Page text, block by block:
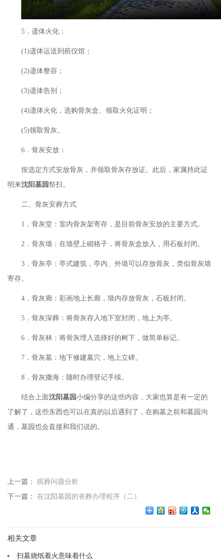
5．遗体火化：
(1)遗体运送到殡仪馆；
(2)遗体整容；
(3)遗体告别；
(4)遗体火化，选购骨灰盒、领取火化证明；
(5)领取骨灰。
6．骨灰安放：
按选定方式安放骨灰，并领取骨灰存放证。此后，家属持此证
明来沈阳墓园祭扫。
二、骨灰安葬方式
1．骨灰堂：室内骨灰架寄存，是目前骨灰安放的主要方式。
2．骨灰墙：在墙壁上砌格子，将骨灰盒放入，用石板封闭。
3．骨灰亭：亭式建筑，亭内、外墙可以存放骨灰，类似骨灰墙
寄存。
4．骨灰廊：彩画地上长廊，墙内存放骨灰，石板封闭。
5．骨灰深葬：将骨灰存入地下室封闭，地上为亭。
6．骨灰林：将骨灰埋入选择好的树下，做简单标记。
7．骨灰墓：地下修建墓穴，地上立碑。
8．骨灰撒海：随时办理登记手续。
结合上面沈阳墓园小编分享的这些内容，大家也算是有一定的
了解了，这些东西也可以在真的以后遇到了，在购墓之前和墓园沟
通，墓园也会直接和我们说的。
上一篇： 殡葬问题分析
下一篇： 在沈阳墓园的丧葬办理程序（二）
相关文章
扫墓烧纸着火意味着什么